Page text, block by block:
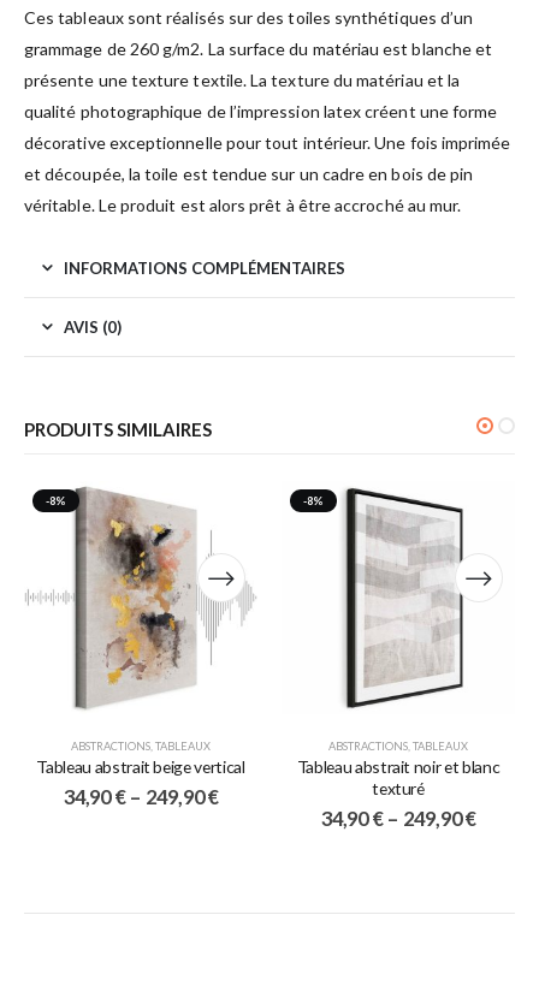
Ces tableaux sont réalisés sur des toiles synthétiques d’un
grammage de 260 g/m2. La surface du matériau est blanche et
présente une texture textile. La texture du matériau et la
qualité photographique de l’impression latex créent une forme
décorative exceptionnelle pour tout intérieur. Une fois imprimée
et découpée, la toile est tendue sur un cadre en bois de pin
véritable. Le produit est alors prêt à être accroché au mur.
INFORMATIONS COMPLÉMENTAIRES
AVIS (0)
PRODUITS SIMILAIRES
-8%
ABSTRACTIONS TABLEAUX
Tableau abstrait beige vertical
34,90€ – 249,90€
-8%
ABSTRACTIONS TABLEAUX
Tableau abstrait noir et blanc
texturé
34,90€ – 249,90€